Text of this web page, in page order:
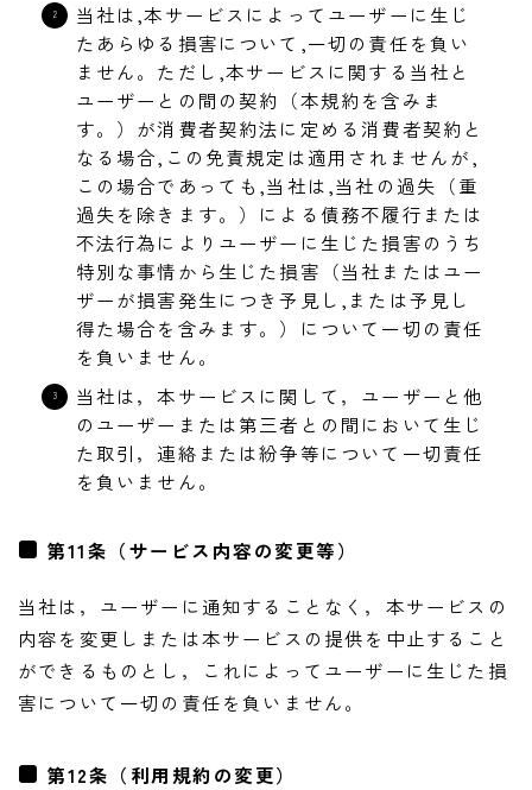
当社は,本サービスによってユーザーに生じ
たあらゆる損害について,一切の責任を負い
ません。ただし,本サービスに関する当社と
ユーザーとの間の契約（本規約を含みま
す。）が消費者契約法に定める消費者契約と
なる場合,この免責規定は適用されませんが,
この場合であっても,当社は,当社の過失（重
過失を除きます。）による債務不履行または
不法行為によりユーザーに生じた損害のうち
特別な事情から生じた損害（当社またはユー
ザーが損害発生につき予見し,または予見し
得た場合を含みます。）について一切の責任
を負いません。
当社は，本サービスに関して，ユーザーと他
のユーザーまたは第三者との間において生じ
た取引，連絡または紛争等について一切責任
を負いません。
第11条（サービス内容の変更等）
当社は，ユーザーに通知することなく，本サービスの
内容を変更しまたは本サービスの提供を中止すること
ができるものとし，これによってユーザーに生じた損
害について一切の責任を負いません。
第12条（利用規約の変更）